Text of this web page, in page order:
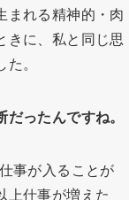
まれる精神的・肉
きに、私と同じ思
。
ったんですね。
事が入ることが
上仕事が増えた